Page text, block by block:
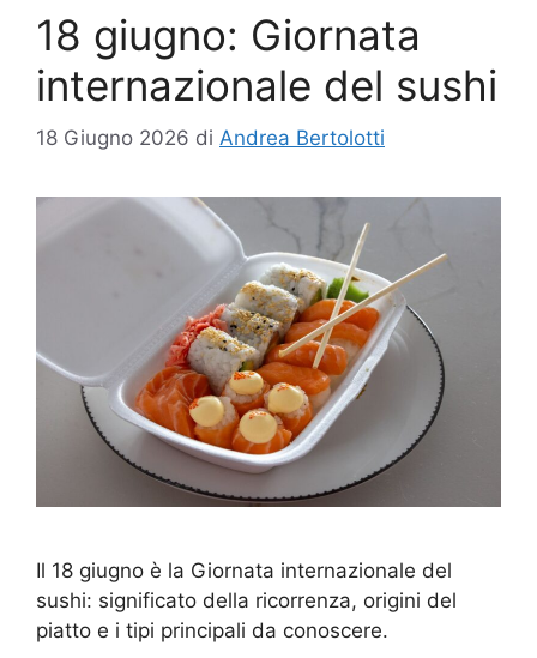
18 giugno: Giornata
internazionale del sushi
18 Giugno 2026 di Andrea Bertolotti
Il 18 giugno è la Giornata internazionale del
sushi: significato della ricorrenza, origini del
piatto e i tipi principali da conoscere.